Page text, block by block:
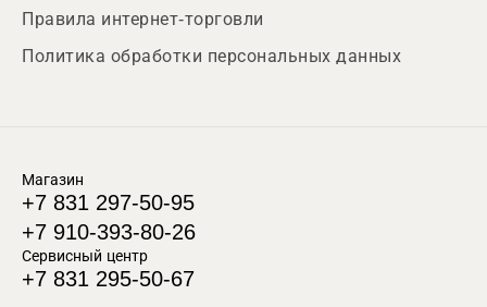
Правила интернет-торговли
Политика обработки персональных данных
Магазин
+7 831 297-50-95
+7 910-393-80-26
Сервисный центр
+7 831 295-50-67